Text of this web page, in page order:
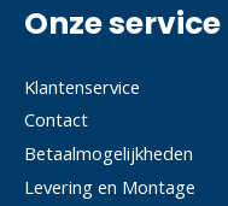
Onze service
Klantenservice
Contact
Betaalmogelijkheden
Levering en Montage